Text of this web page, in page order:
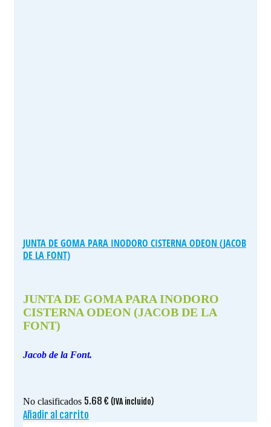
JUNTA DE GOMA PARA INODORO CISTERNA ODEON (JACOB
DE LA FONT)
JUNTA DE GOMA PARA INODORO
CISTERNA ODEON (JACOB DE LA
FONT)
Jacob de la Font.
No clasificados 5.68 € (IVA incluido)
Añadir al carrito